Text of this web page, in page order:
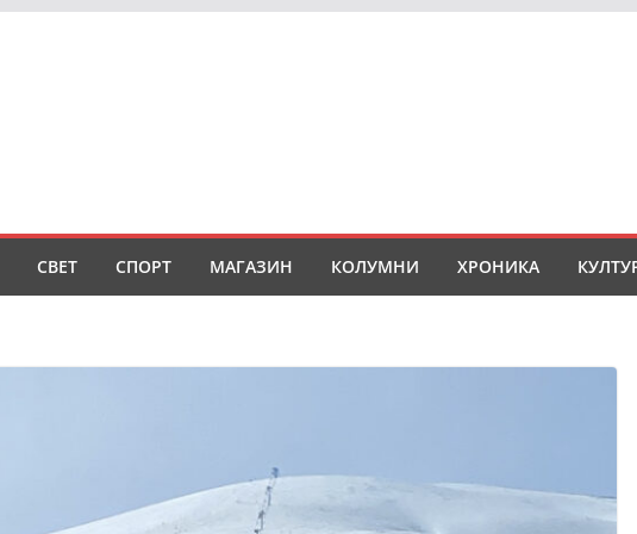
СВЕТ СПОРТ МАГАЗИН КОЛУМНИ ХРОНИКА